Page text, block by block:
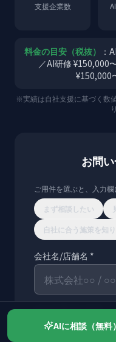
支援企業数
料金の目安（税抜）
：
／AI研修 ¥150,000
¥150,000
※実績は自社支援に基づく数
お問
ご用件を選ぶと、入力
まず相談したい
自社に合う施策を知
会社名/店舗名 *
メールアドレス *
AIに相談（無料）